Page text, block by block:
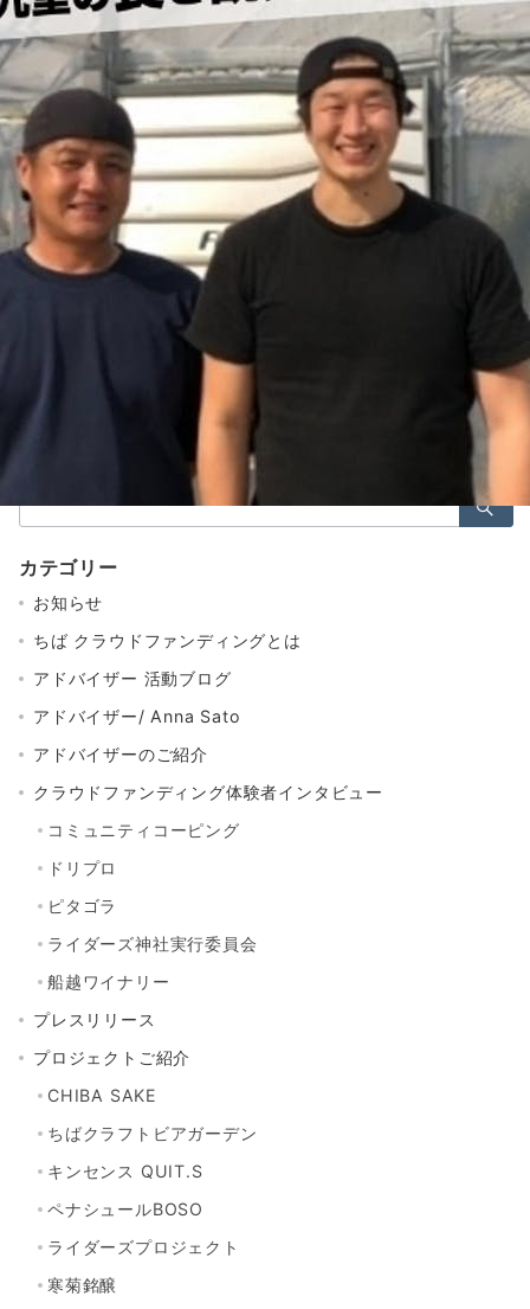
kankiku
2020年6月6日
広報・PR 石井貴美子
索：
カテゴリー
お知らせ
ちば クラウドファンディングとは
アドバイザー 活動ブログ
アドバイザー/ Anna Sato
アドバイザーのご紹介
クラウドファンディング体験者インタビュー
コミュニティコーピング
ドリプロ
ピタゴラ
ライダーズ神社実行委員会
船越ワイナリー
プレスリリース
プロジェクトご紹介
CHIBA SAKE
ちばクラフトビアガーデン
キンセンス QUIT.S
ペナシュールBOSO
ライダーズプロジェクト
寒菊銘醸